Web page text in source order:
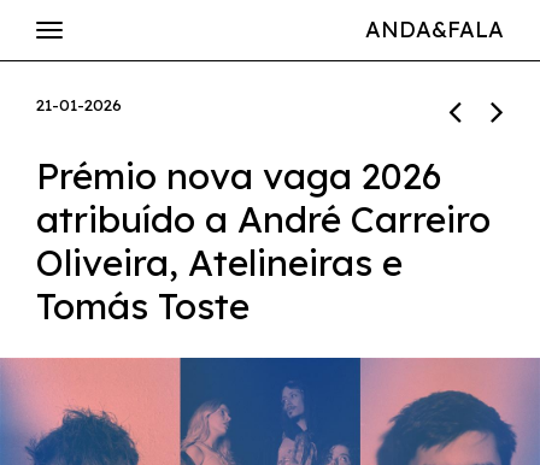
ANDA&FALA
21-01-2026
Prémio nova vaga 2026
atribuído a André Carreiro
Oliveira, Atelineiras e
Tomás Toste